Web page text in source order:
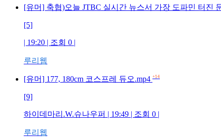
[유머] 축협)오늘 JTBC 실시간 뉴스서 가장 도파민 터진
[5]
| 19:20 | 조회 0 |
루리웹
[유머] 177, 180cm 코스프레 듀오.mp4 +14
[9]
하이데마리.W.슈나우퍼 | 19:49 | 조회 0 |
루리웹